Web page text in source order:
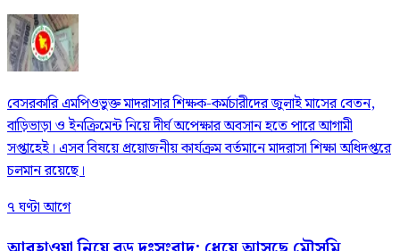
বেসরকারি এমপিওভুক্ত মাদরাসার শিক্ষক-কর্মচারীদের জুলাই মাসের বেতন,
বাড়িভাড়া ও ইনক্রিমেন্ট নিয়ে দীর্ঘ অপেক্ষার অবসান হতে পারে আগামী
সপ্তাহেই। এসব বিষয়ে প্রয়োজনীয় কার্যক্রম বর্তমানে মাদরাসা শিক্ষা অধিদপ্তরে
চলমান রয়েছে।
৭ ঘণ্টা আগে